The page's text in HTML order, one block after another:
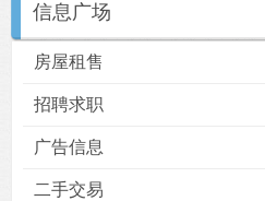
信息广场
房屋租售
招聘求职
广告信息
二手交易